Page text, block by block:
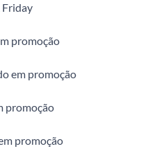
Friday
promoção
em promoção
promoção
promoção